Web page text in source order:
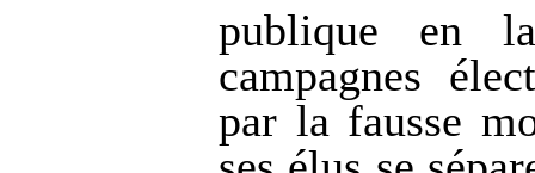
publique en
campagnes
par la fausse